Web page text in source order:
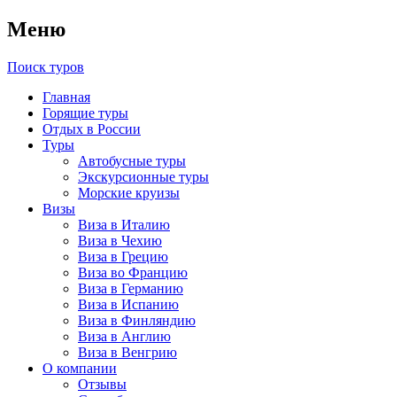
Меню
Поиск туров
Главная
Горящие туры
Отдых в России
Туры
Автобусные туры
Экскурсионные туры
Морские круизы
Визы
Виза в Италию
Виза в Чехию
Виза в Грецию
Виза во Францию
Виза в Германию
Виза в Испанию
Виза в Финляндию
Виза в Англию
Виза в Венгрию
О компании
Отзывы